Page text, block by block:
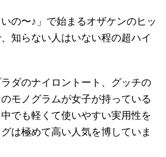
いの〜♪」で始まるオザケンのヒッ
知らない人はいない程の超ハイ
ダのナイロントート、グッチの
モノグラムが女子が持っている
でも軽くて使いやすい実用性を
は極めて高い人気を博していま